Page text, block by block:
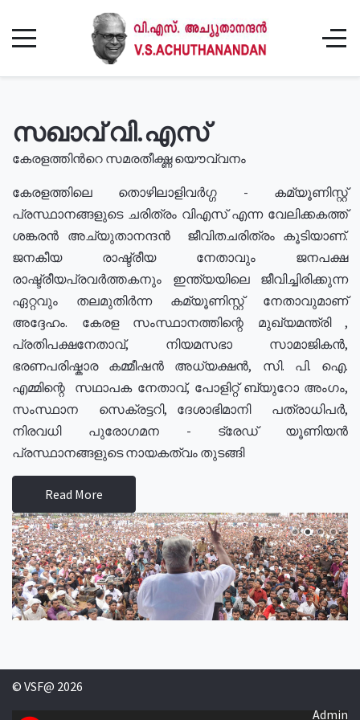
സഖാവ് വി.എസ്
കേരളത്തിൻറെ സമരതീക്ഷ്ണ യൌവ്വനം
കേരളത്തിലെ തൊഴിലാളിവർഗ്ഗ - കമ്യൂണിസ്റ്റ്
പ്രസ്ഥാനങ്ങളുടെ ചരിത്രം വിഎസ് എന്ന വേലിക്കകത്ത്
ശങ്കരൻ അച്യുതാനന്ദൻ ജീവിതചരിത്രം കൂടിയാണ്.
ജനകീയ രാഷ്ട്രീയ നേതാവും ജനപക്ഷ
രാഷ്ട്രീയപ്രവർത്തകനും ഇന്ത്യയിലെ ജീവിച്ചിരിക്കുന്ന
ഏറ്റവും തലമുതിർന്ന കമ്യൂണിസ്റ്റ് നേതാവുമാണ്
അദ്ദേഹം. കേരള സംസ്ഥാനത്തിന്റെ മുഖ്യമന്ത്രി ,
പ്രതിപക്ഷനേതാവ്, നിയമസഭാ സാമാജികൻ,
ഭരണപരിഷ്കാര കമ്മീഷൻ അധ്യക്ഷൻ, സി. പി. ഐ.
എമ്മിന്റെ സഥാപക നേതാവ്, പോളിറ്റ് ബ്യുറോ അംഗം,
സംസ്ഥാന സെക്രട്ടറി, ദേശാഭിമാനി പത്രാധിപർ,
നിരവധി പുരോഗമന - ട്രേഡ് യൂണിയൻ
പ്രസ്ഥാനങ്ങളുടെ നായകത്വം തുടങ്ങി
Read More
© VSF@ 2026
Admin